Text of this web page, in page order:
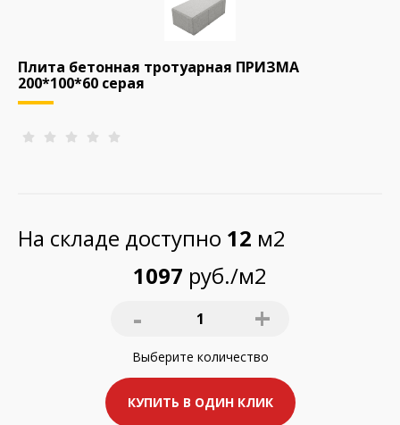
Плита бетонная тротуарная ПРИЗМА
200*100*60 серая
На складе доступно 12 м2
1097 руб./м2
- 1 +
Выберите количество
КУПИТЬ В ОДИН КЛИК